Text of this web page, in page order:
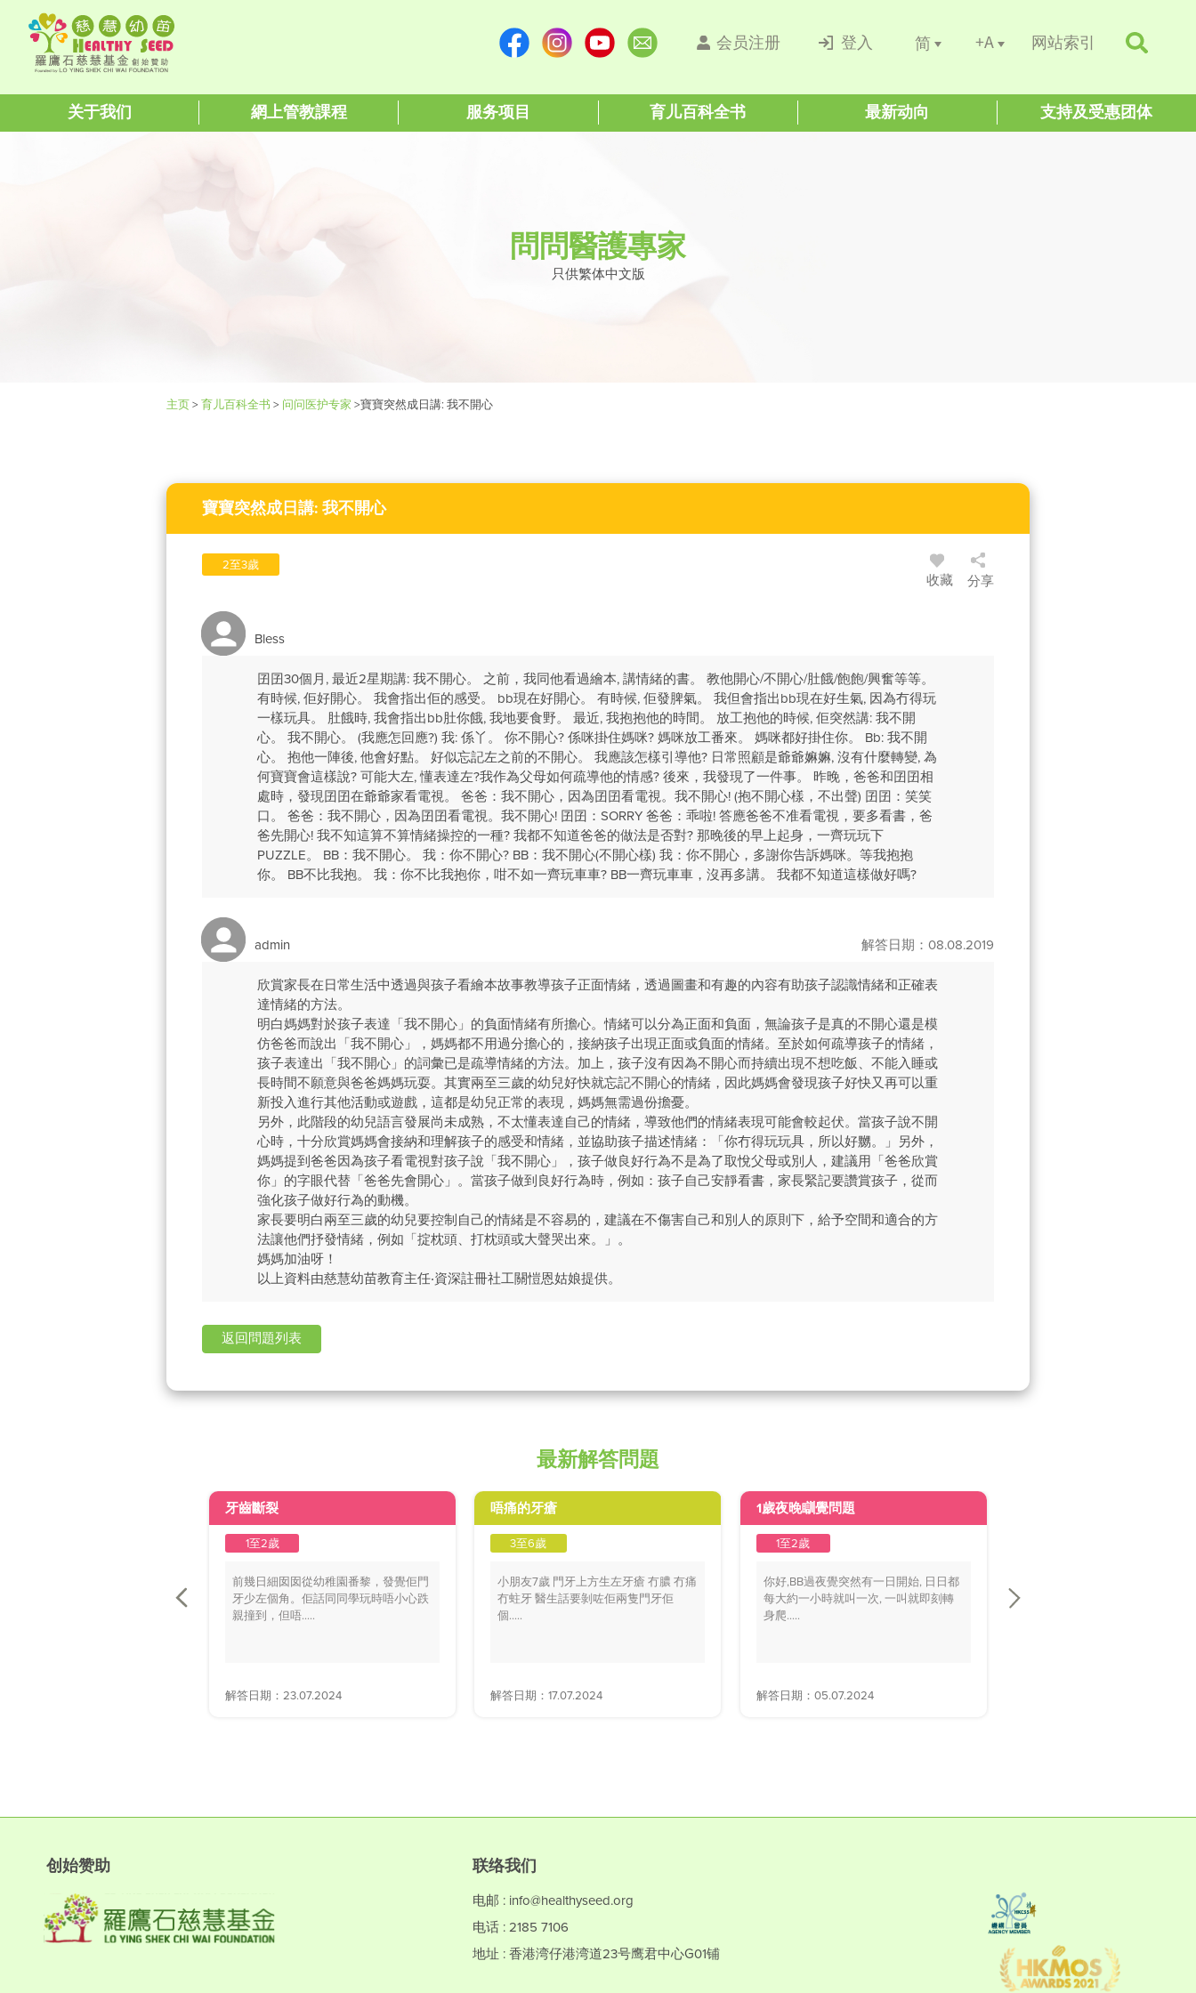
会员注册 登入 简 +A 网站索引
关于我们 網上管教課程 服务项目 育儿百科全书 最新动向 支持及受惠团体
問問醫護專家
只供繁体中文版
主页> 育儿百科全书 > 问问医护专家 >寶寶突然成日講: 我不開心
寶寶突然成日講: 我不開心
2至3歲
收藏 分享
Bless
囝囝30個月, 最近2星期講: 我不開心。 之前，我同他看過繪本, 講情緒的書。 教他開心/不開心/肚餓/飽飽/興奮等等。
有時候, 佢好開心。 我會指出佢的感受。 bb現在好開心。 有時候, 佢發脾氣。 我但會指出bb現在好生氣, 因為冇得玩
一樣玩具。 肚餓時, 我會指出bb肚你餓, 我地要食野。 最近, 我抱抱他的時間。 放工抱他的時候, 佢突然講: 我不開
心。 我不開心。 (我應怎回應?) 我: 係丫。 你不開心? 係咪掛住媽咪? 媽咪放工番來。 媽咪都好掛住你。 Bb: 我不開
心。 抱他一陣後, 他會好點。 好似忘記左之前的不開心。 我應該怎樣引導他? 日常照顧是爺爺嫲嫲, 沒有什麼轉變, 為
何寶寶會這樣說? 可能大左, 懂表達左?我作為父母如何疏導他的情感? 後來，我發現了一件事。 昨晚，爸爸和囝囝相
處時，發現囝囝在爺爺家看電視。 爸爸：我不開心，因為囝囝看電視。我不開心! (抱不開心樣，不出聲) 囝囝：笑笑
口。 爸爸：我不開心，因為囝囝看電視。我不開心! 囝囝：SORRY 爸爸：乖啦! 答應爸爸不准看電視，要多看書，爸
爸先開心! 我不知這算不算情緒操控的一種? 我都不知道爸爸的做法是否對? 那晚後的早上起身，一齊玩玩下
PUZZLE。 BB：我不開心。 我：你不開心? BB：我不開心(不開心樣) 我：你不開心，多謝你告訴媽咪。等我抱抱
你。 BB不比我抱。 我：你不比我抱你，咁不如一齊玩車車? BB一齊玩車車，沒再多講。 我都不知道這樣做好嗎?
admin 解答日期：08.08.2019
欣賞家長在日常生活中透過與孩子看繪本故事教導孩子正面情緒，透過圖畫和有趣的內容有助孩子認識情緒和正確表
達情緒的方法。
明白媽媽對於孩子表達「我不開心」的負面情緒有所擔心。情緒可以分為正面和負面，無論孩子是真的不開心還是模
仿爸爸而說出「我不開心」，媽媽都不用過分擔心的，接納孩子出現正面或負面的情緒。至於如何疏導孩子的情緒，
孩子表達出「我不開心」的詞彙已是疏導情緒的方法。加上，孩子沒有因為不開心而持續出現不想吃飯、不能入睡或
長時間不願意與爸爸媽媽玩耍。其實兩至三歲的幼兒好快就忘記不開心的情緒，因此媽媽會發現孩子好快又再可以重
新投入進行其他活動或遊戲，這都是幼兒正常的表現，媽媽無需過份擔憂。
另外，此階段的幼兒語言發展尚未成熟，不太懂表達自己的情緒，導致他們的情緒表現可能會較起伏。當孩子說不開
心時，十分欣賞媽媽會接納和理解孩子的感受和情緒，並協助孩子描述情緒：「你冇得玩玩具，所以好嬲。」另外，
媽媽提到爸爸因為孩子看電視對孩子說「我不開心」，孩子做良好行為不是為了取悅父母或別人，建議用「爸爸欣賞
你」的字眼代替「爸爸先會開心」。當孩子做到良好行為時，例如：孩子自己安靜看書，家長緊記要讚賞孩子，從而
強化孩子做好行為的動機。
家長要明白兩至三歲的幼兒要控制自己的情緒是不容易的，建議在不傷害自己和別人的原則下，給予空間和適合的方
法讓他們抒發情緒，例如「掟枕頭、打枕頭或大聲哭出來。」。
媽媽加油呀！
以上資料由慈慧幼苗教育主任‧資深註冊社工關愷恩姑娘提供。
返回問題列表
最新解答問題
牙齒斷裂
1至2歲
前幾日細囡囡從幼稚園番黎，發覺佢門
牙少左個角。佢話同同學玩時唔小心跌
親撞到，但唔.....
解答日期：23.07.2024
唔痛的牙瘡
3至6歲
小朋友7歲 門牙上方生左牙瘡 冇膿 冇痛
冇蛀牙 醫生話要剝咗佢兩隻門牙佢
個.....
解答日期：17.07.2024
1歲夜晚瞓覺問題
1至2歲
你好,BB過夜覺突然有一日開始, 日日都
每大約一小時就叫一次, 一叫就即刻轉
身爬.....
解答日期：05.07.2024
创始赞助 联络我们
电邮 : info@healthyseed.org
电话 : 2185 7106
地址 : 香港湾仔港湾道23号鹰君中心G01铺